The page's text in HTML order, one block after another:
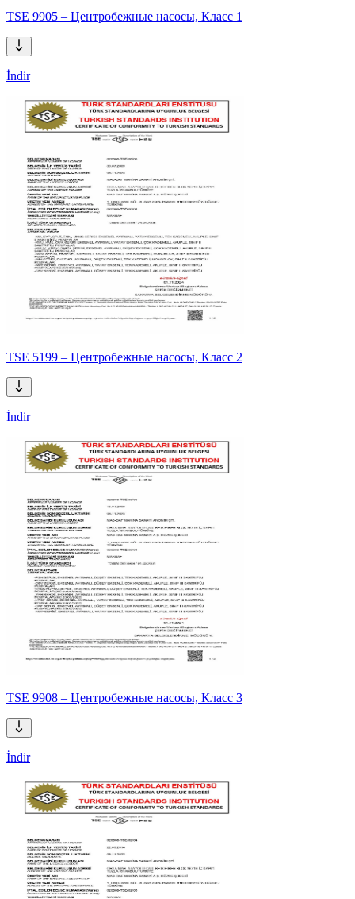
TSE 9905 – Центробежные насосы, Класс 1
İndir
TSE 5199 – Центробежные насосы, Класс 2
İndir
TSE 9908 – Центробежные насосы, Класс 3
İndir